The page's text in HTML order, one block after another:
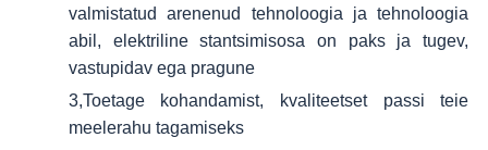
valmistatud arenenud tehnoloogia ja tehnoloogia
abil, elektriline stantsimisosa on paks ja tugev,
vastupidav ega pragune
3,Toetage kohandamist, kvaliteetset passi teie
meelerahu tagamiseks